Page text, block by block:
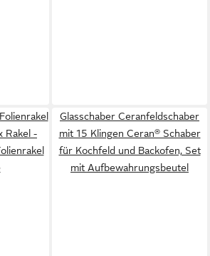
Rakel -
Glasschaber Ceranfeldschaber
mit 15 Klingen Ceran® Schaber
für Kochfeld und Backofen, Set
mit Aufbewahrungsbeutel